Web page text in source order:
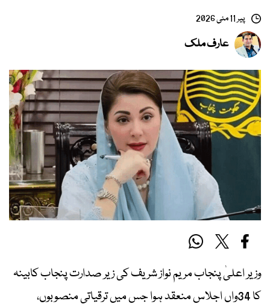
پیر 11 مئی 2026
عارف ملک
وزیر اعلیٰ پنجاب مریم نواز شریف کی زیر صدارت پنجاب کابینہ
کا 34واں اجلاس منعقد ہوا جس میں ترقیاتی منصوبوں،